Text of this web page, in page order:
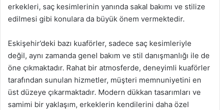
erkekleri, saç kesimlerinin yanında sakal bakımı ve stilize
edilmesi gibi konulara da büyük önem vermektedir.
Eskişehir’deki bazı kuaförler, sadece saç kesimleriyle
değil, aynı zamanda genel bakım ve stil danışmanlığı ile de
öne çıkmaktadır. Rahat bir atmosferde, deneyimli kuaförler
tarafından sunulan hizmetler, müşteri memnuniyetini en
üst düzeye çıkarmaktadır. Modern dükkan tasarımları ve
samimi bir yaklaşım, erkeklerin kendilerini daha özel